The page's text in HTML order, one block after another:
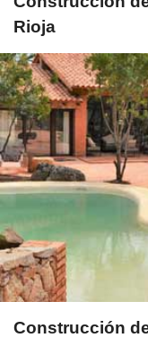
Rioja
Construcción